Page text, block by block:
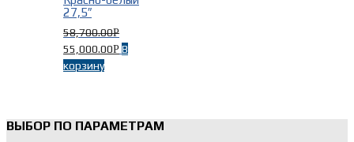
27,5″
58,700.00Р
55,000.00Р В
корзину
ВЫБОР ПО ПАРАМЕТРАМ